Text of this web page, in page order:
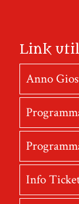
Link
Anno
Info